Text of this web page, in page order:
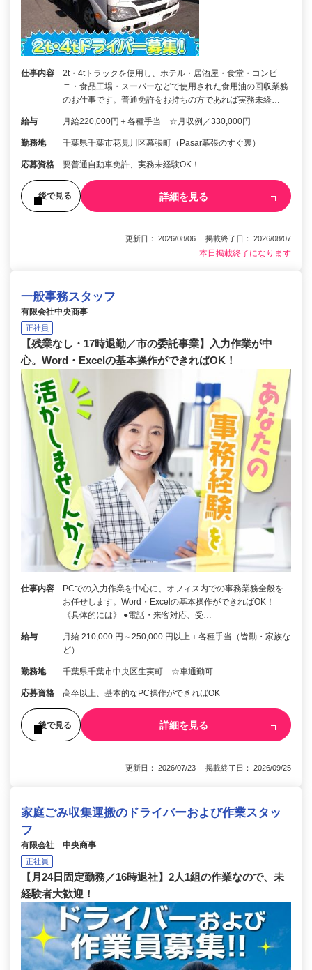
仕事内容
2t・4tトラックを使用し、ホテル・居酒屋・食堂・コンビ
ニ・食品工場・スーパーなどで使用された食用油の回収業務
のお仕事です。普通免許をお持ちの方であれば実務未経…
給与 月給220,000円＋各種手当 ☆月収例／330,000円
勤務地 千葉県千葉市花見川区幕張町（Pasar幕張のすぐ裏）
応募資格 要普通自動車免許、実務未経験OK！
後で見る 詳細を見る
更新日： 2026/08/06 掲載終了日： 2026/08/07
本日掲載終了になります
一般事務スタッフ
有限会社中央商事
正社員
【残業なし・17時退勤／市の委託事業】入力作業が中
心。Word・Excelの基本操作ができればOK！
仕事内容
PCでの入力作業を中心に、オフィス内での事務業務全般を
お任せします。Word・Excelの基本操作ができればOK！
《具体的には》 ●電話・来客対応、受…
給与
月給 210,000 円～250,000 円以上＋各種手当（皆勤・家族な
ど）
勤務地 千葉県千葉市中央区生実町 ☆車通勤可
応募資格 高卒以上、基本的なPC操作ができればOK
後で見る 詳細を見る
更新日： 2026/07/23 掲載終了日： 2026/09/25
家庭ごみ収集運搬のドライバーおよび作業スタッ
フ
有限会社 中央商事
正社員
【月24日固定勤務／16時退社】2人1組の作業なので、未
経験者大歓迎！